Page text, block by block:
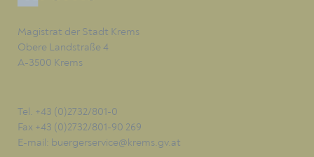
Magistrat der Stadt Krems
Obere Landstraße 4
A-3500 Krems
Tel. +43 (0)2732/801-0
Fax +43 (0)2732/801-90 269
E-mail: buergerservice@krems.gv.at